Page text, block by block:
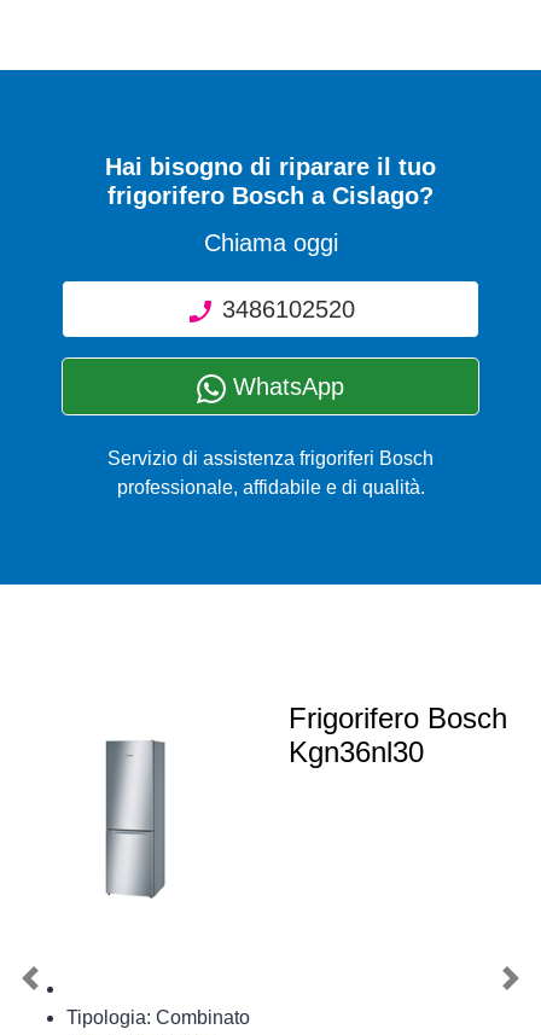
Hai bisogno di riparare il tuo
frigorifero Bosch a Cislago?
Chiama oggi
3486102520
WhatsApp
Servizio di assistenza frigoriferi Bosch
professionale, affidabile e di qualità.
Frigorifero Bosch
Kgn36nl30
Tipologia: Combinato
Previous